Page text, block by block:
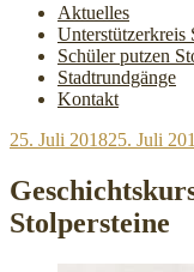
Aktuelles
Unterstützerkreis
Schüler putzen
Stadtrundgänge
Kontakt
Veröffentlicht
25. Juli 201825. Juli
Stolpersteine